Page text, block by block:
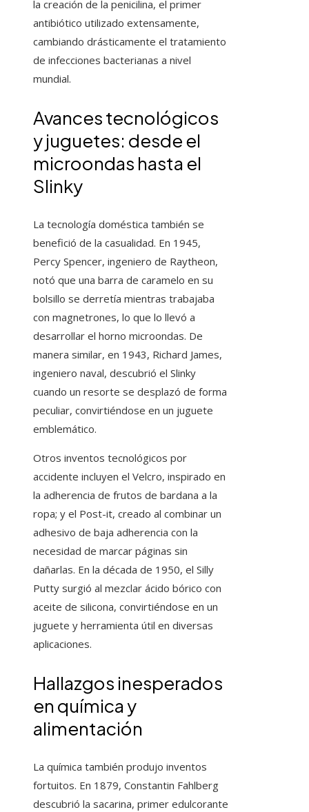
la creación de la penicilina, el primer
antibiótico utilizado extensamente,
cambiando drásticamente el tratamiento
de infecciones bacterianas a nivel
mundial.
Avances tecnológicos
y juguetes: desde el
microondas hasta el
Slinky
La tecnología doméstica también se
benefició de la casualidad. En 1945,
Percy Spencer, ingeniero de Raytheon,
notó que una barra de caramelo en su
bolsillo se derretía mientras trabajaba
con magnetrones, lo que lo llevó a
desarrollar el horno microondas. De
manera similar, en 1943, Richard James,
ingeniero naval, descubrió el Slinky
cuando un resorte se desplazó de forma
peculiar, convirtiéndose en un juguete
emblemático.
Otros inventos tecnológicos por
accidente incluyen el Velcro, inspirado en
la adherencia de frutos de bardana a la
ropa; y el Post-it, creado al combinar un
adhesivo de baja adherencia con la
necesidad de marcar páginas sin
dañarlas. En la década de 1950, el Silly
Putty surgió al mezclar ácido bórico con
aceite de silicona, convirtiéndose en un
juguete y herramienta útil en diversas
aplicaciones.
Hallazgos inesperados
en química y
alimentación
La química también produjo inventos
fortuitos. En 1879, Constantin Fahlberg
descubrió la sacarina, primer edulcorante